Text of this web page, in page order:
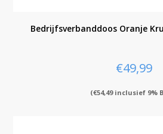
Bedrijfsverbanddoos Oranje
€49,99
(€54,49inclusief 9%